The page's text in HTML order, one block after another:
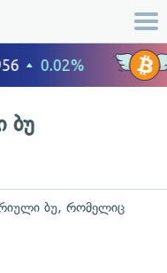
ბუ
ბუ, რომელიც